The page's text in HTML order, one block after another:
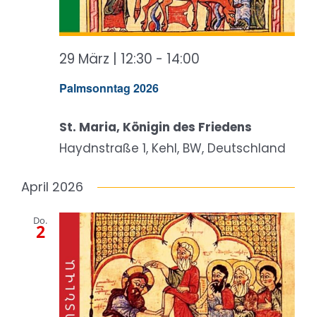
Palmsonntag 2026
29 März | 12:30 - 14:00
St. Maria, Königin des Friedens
Haydnstraße 1, Kehl, BW, Deutschland
April 2026
Do.
2